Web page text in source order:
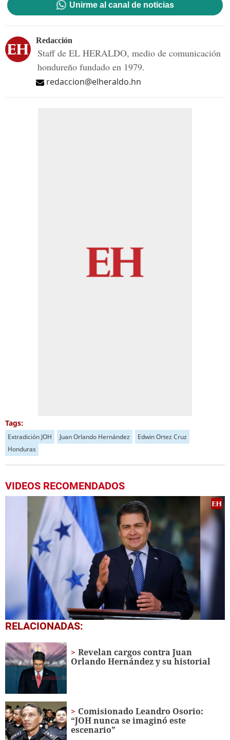
Unirme al canal de noticias
Redacción
Staff de EL HERALDO, medio de comunicación
hondureño fundado en 1979.
redaccion@elheraldo.hn
Tags:
Extradición JOH Juan Orlando Hernández
Edwin Ortez Cruz
Honduras
VIDEOS RECOMENDADOS
0
seconds
3
minutes,
51
seconds
RELACIONADAS:
Revelan cargos contra Juan
Orlando Hernández y su historial
Comisionado Leandro Osorio:
“JOH nunca se imaginó este
escenario”